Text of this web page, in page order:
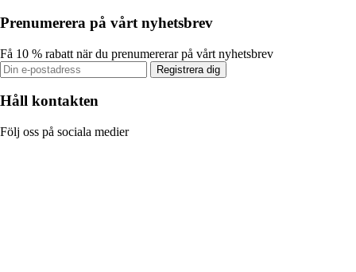
Prenumerera på vårt nyhetsbrev
Få 10 % rabatt när du prenumererar på vårt nyhetsbrev
Registrera dig
Håll kontakten
Följ oss på sociala medier